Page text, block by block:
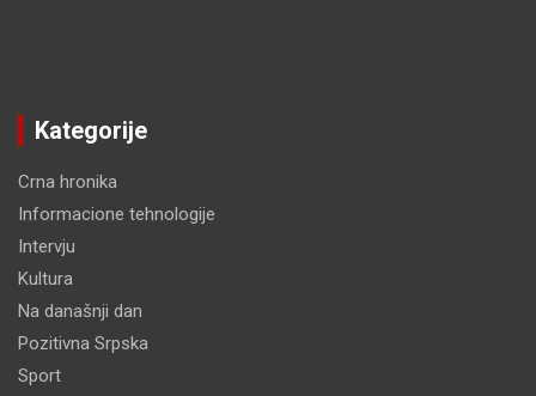
Kategorije
Crna hronika
Informacione tehnologije
Intervju
Kultura
Na današnji dan
Pozitivna Srpska
Sport